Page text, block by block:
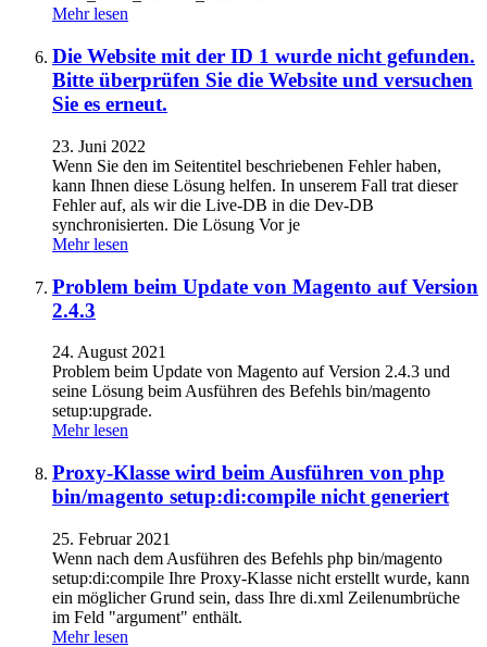
Mehr lesen
Die Website mit der ID 1 wurde nicht gefunden.
Bitte überprüfen Sie die Website und versuchen
Sie es erneut.
23. Juni 2022
Wenn Sie den im Seitentitel beschriebenen Fehler haben,
kann Ihnen diese Lösung helfen. In unserem Fall trat dieser
Fehler auf, als wir die Live-DB in die Dev-DB
synchronisierten. Die Lösung Vor je
Mehr lesen
Problem beim Update von Magento auf Version
2.4.3
24. August 2021
Problem beim Update von Magento auf Version 2.4.3 und
seine Lösung beim Ausführen des Befehls bin/magento
setup:upgrade.
Mehr lesen
Proxy-Klasse wird beim Ausführen von php
bin/magento setup:di:compile nicht generiert
25. Februar 2021
Wenn nach dem Ausführen des Befehls php bin/magento
setup:di:compile Ihre Proxy-Klasse nicht erstellt wurde, kann
ein möglicher Grund sein, dass Ihre di.xml Zeilenumbrüche
im Feld "argument" enthält.
Mehr lesen